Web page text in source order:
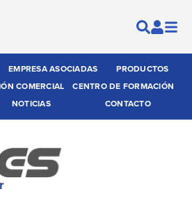
EMPRESA ASOCIADAS
PRODUCTOS
COMERCIAL
CENTRO DE FORMACIÓN
NOTICIAS CONTACTO